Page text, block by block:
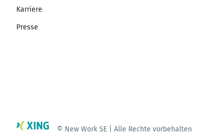
Karriere
Presse
© New Work SE | Alle Rechte vorbehalten